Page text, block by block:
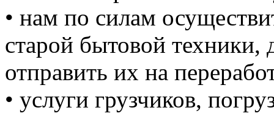
• нам по силам
старой бытовой техники,
отправить их на
• услуги грузчиков,